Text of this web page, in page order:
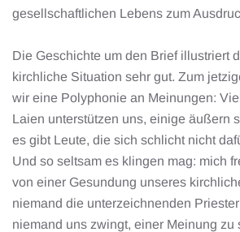
gesellschaftlichen Lebens zum
Die Geschichte um den Brief illustriert
kirchliche Situation sehr gut. Zum
wir eine Polyphonie an Meinungen:
Laien unterstützen uns, einige äußern
es gibt Leute, die sich schlicht nicht
Und so seltsam es klingen mag: mich
von einer Gesundung unseres
niemand die unterzeichnenden
niemand uns zwingt, einer Meinung zu